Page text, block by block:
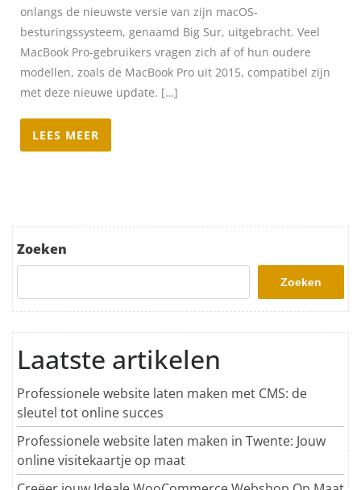
onlangs de nieuwste versie van zijn macOS-
besturingssysteem, genaamd Big Sur, uitgebracht. Veel
MacBook Pro-gebruikers vragen zich af of hun oudere
modellen, zoals de MacBook Pro uit 2015, compatibel zijn
met deze nieuwe update. […]
LEES MEER
Zoeken
Zoeken
Laatste artikelen
Professionele website laten maken met CMS: de
sleutel tot online succes
Professionele website laten maken in Twente: Jouw
online visitekaartje op maat